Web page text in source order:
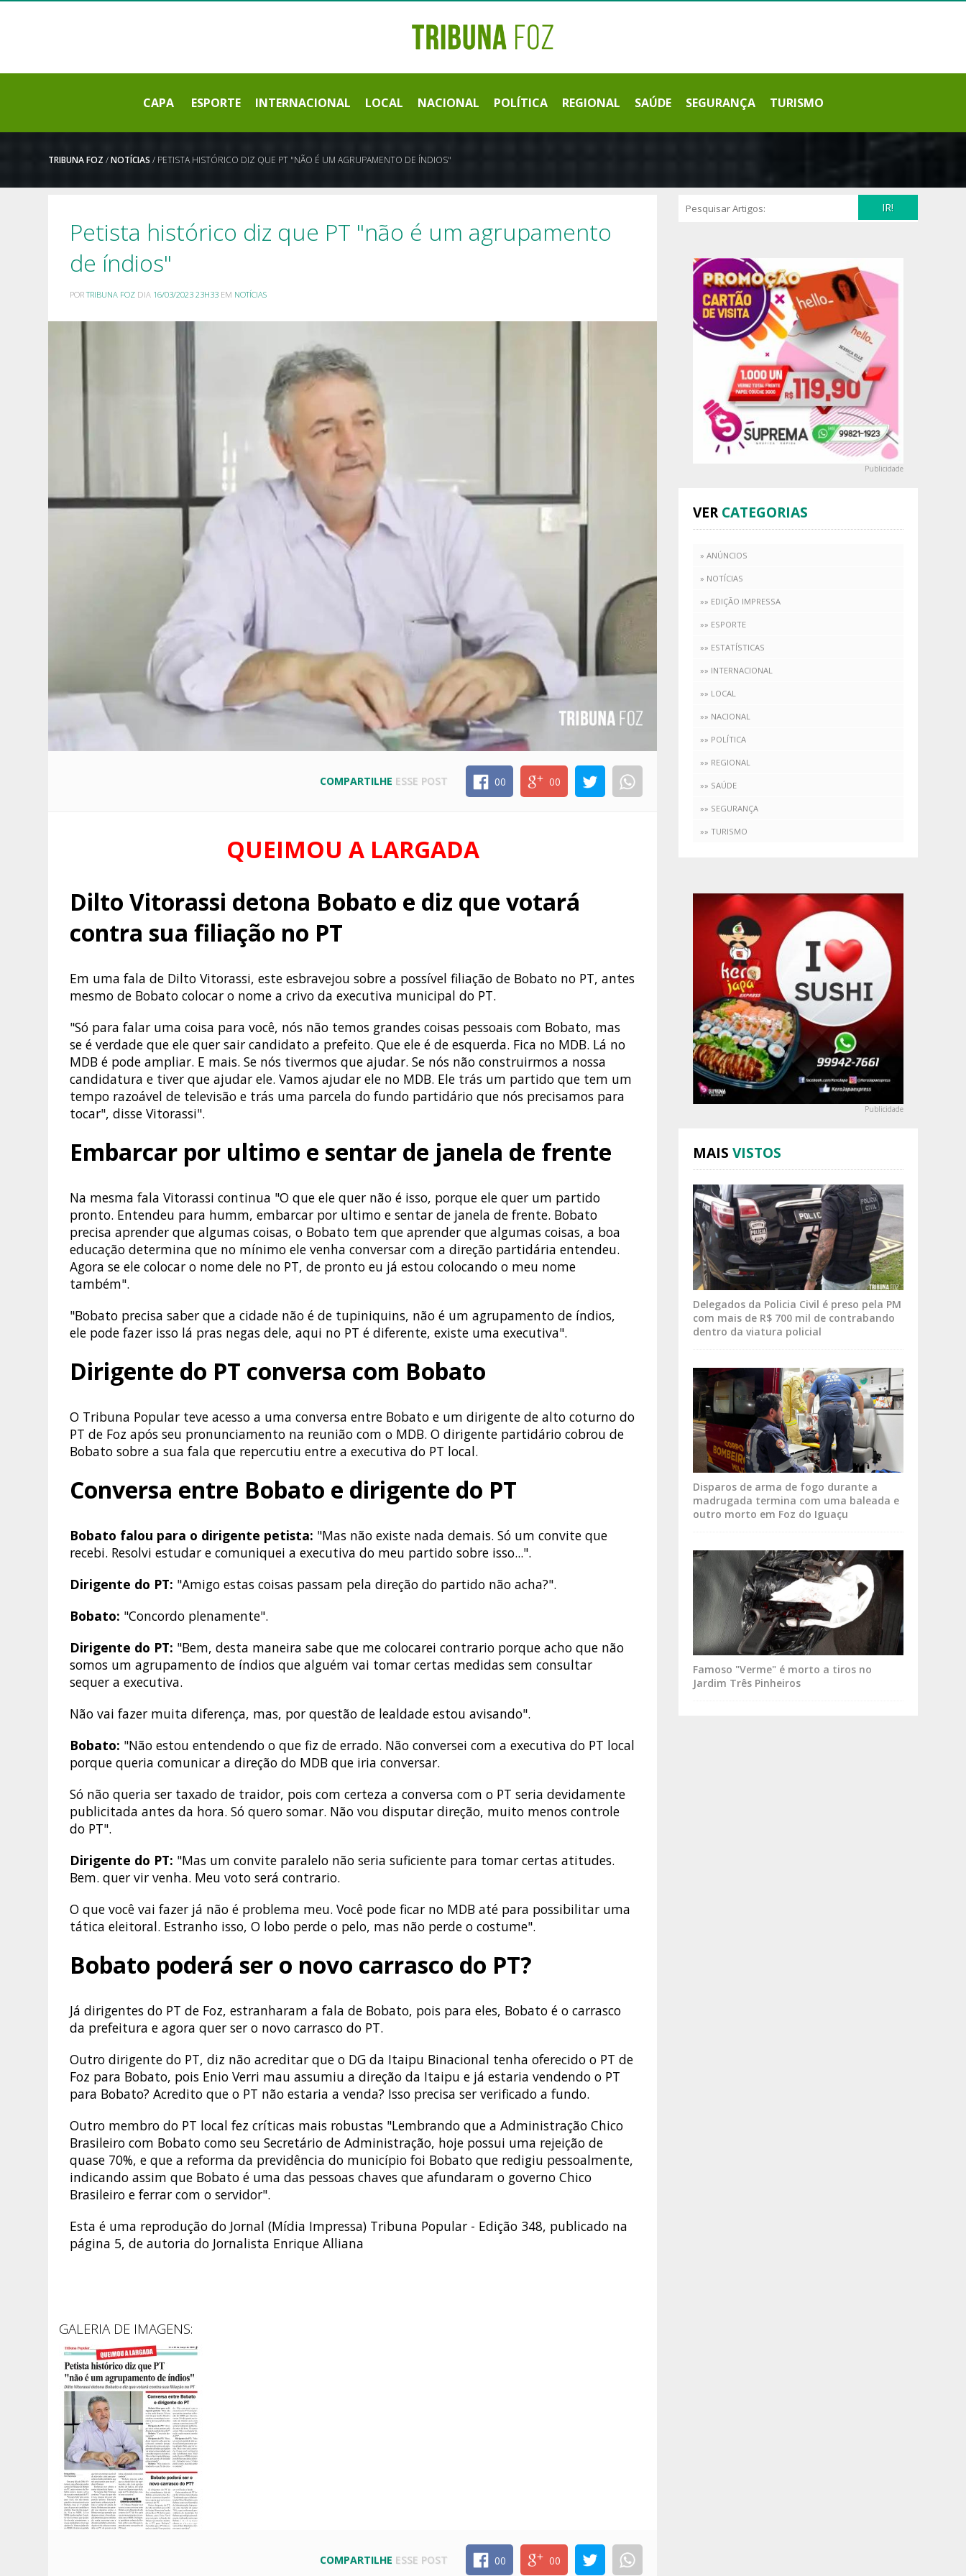
CAPA ESPORTE INTERNACIONAL LOCAL NACIONAL POLÍTICA REGIONAL SAÚDE SEGURANÇA TURISMO
TRIBUNA FOZ /NOTÍCIAS / PETISTA HISTÓRICO DIZ QUE PT "NÃO É UM AGRUPAMENTO DE ÍNDIOS"
Petista histórico diz que PT "não é um agrupamento
de índios"
PORTRIBUNA FOZ DIA 16/03/2023 23H33 EM NOTÍCIAS
COMPARTILHE ESSE POST 00 00
QUEIMOU A LARGADA
Dilto Vitorassi detona Bobato e diz que votará
contra sua filiação no PT
Em uma fala de Dilto Vitorassi, este esbravejou sobre a possível filiação de Bobato no PT, antes
mesmo de Bobato colocar o nome a crivo da executiva municipal do PT.
"Só para falar uma coisa para você, nós não temos grandes coisas pessoais com Bobato, mas
se é verdade que ele quer sair candidato a prefeito. Que ele é de esquerda. Fica no MDB. Lá no
MDB é pode ampliar. E mais. Se nós tivermos que ajudar. Se nós não construirmos a nossa
candidatura e tiver que ajudar ele. Vamos ajudar ele no MDB. Ele trás um partido que tem um
tempo razoável de televisão e trás uma parcela do fundo partidário que nós precisamos para
tocar", disse Vitorassi".
Embarcar por ultimo e sentar de janela de frente
Na mesma fala Vitorassi continua "O que ele quer não é isso, porque ele quer um partido
pronto. Entendeu para humm, embarcar por ultimo e sentar de janela de frente. Bobato
precisa aprender que algumas coisas, o Bobato tem que aprender que algumas coisas, a boa
educação determina que no mínimo ele venha conversar com a direção partidária entendeu.
Agora se ele colocar o nome dele no PT, de pronto eu já estou colocando o meu nome
também".
"Bobato precisa saber que a cidade não é de tupiniquins, não é um agrupamento de índios,
ele pode fazer isso lá pras negas dele, aqui no PT é diferente, existe uma executiva".
Dirigente do PT conversa com Bobato
O Tribuna Popular teve acesso a uma conversa entre Bobato e um dirigente de alto coturno do
PT de Foz após seu pronunciamento na reunião com o MDB. O dirigente partidário cobrou de
Bobato sobre a sua fala que repercutiu entre a executiva do PT local.
Conversa entre Bobato e dirigente do PT
Bobato falou para o dirigente petista: "Mas não existe nada demais. Só um convite que
recebi. Resolvi estudar e comuniquei a executiva do meu partido sobre isso...".
Dirigente do PT: "Amigo estas coisas passam pela direção do partido não acha?".
Bobato: "Concordo plenamente".
Dirigente do PT: "Bem, desta maneira sabe que me colocarei contrario porque acho que não
somos um agrupamento de índios que alguém vai tomar certas medidas sem consultar
sequer a executiva.
Não vai fazer muita diferença, mas, por questão de lealdade estou avisando".
Bobato: "Não estou entendendo o que fiz de errado. Não conversei com a executiva do PT local
porque queria comunicar a direção do MDB que iria conversar.
Só não queria ser taxado de traidor, pois com certeza a conversa com o PT seria devidamente
publicitada antes da hora. Só quero somar. Não vou disputar direção, muito menos controle
do PT".
Dirigente do PT: "Mas um convite paralelo não seria suficiente para tomar certas atitudes.
Bem. quer vir venha. Meu voto será contrario.
O que você vai fazer já não é problema meu. Você pode ficar no MDB até para possibilitar uma
tática eleitoral. Estranho isso, O lobo perde o pelo, mas não perde o costume".
Bobato poderá ser o novo carrasco do PT?
Já dirigentes do PT de Foz, estranharam a fala de Bobato, pois para eles, Bobato é o carrasco
da prefeitura e agora quer ser o novo carrasco do PT.
Outro dirigente do PT, diz não acreditar que o DG da Itaipu Binacional tenha oferecido o PT de
Foz para Bobato, pois Enio Verri mau assumiu a direção da Itaipu e já estaria vendendo o PT
para Bobato? Acredito que o PT não estaria a venda? Isso precisa ser verificado a fundo.
Outro membro do PT local fez críticas mais robustas "Lembrando que a Administração Chico
Brasileiro com Bobato como seu Secretário de Administração, hoje possui uma rejeição de
quase 70%, e que a reforma da previdência do município foi Bobato que redigiu pessoalmente,
indicando assim que Bobato é uma das pessoas chaves que afundaram o governo Chico
Brasileiro e ferrar com o servidor".
Esta é uma reprodução do Jornal (Mídia Impressa) Tribuna Popular - Edição 348, publicado na
página 5, de autoria do Jornalista Enrique Alliana
GALERIA DE IMAGENS:
COMPARTILHE ESSE POST 00 00
IR!
Publicidade
VERCATEGORIAS
» ANÚNCIOS
» NOTÍCIAS
»» EDIÇÃO IMPRESSA
»» ESPORTE
»» ESTATÍSTICAS
»» INTERNACIONAL
»» LOCAL
»» NACIONAL
»» POLÍTICA
»» REGIONAL
»» SAÚDE
»» SEGURANÇA
»» TURISMO
Publicidade
MAIS VISTOS
Delegados da Policia Civil é preso pela PM
com mais de R$ 700 mil de contrabando
dentro da viatura policial
Disparos de arma de fogo durante a
madrugada termina com uma baleada e
outro morto em Foz do Iguaçu
Famoso "Verme" é morto a tiros no
Jardim Três Pinheiros